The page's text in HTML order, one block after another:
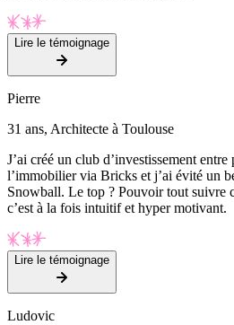
Lire le témoignage
Pierre
31 ans, Architecte à Toulouse
J’ai créé un club d’investissement
l’immobilier via Bricks et j’ai évité un
Snowball. Le top ? Pouvoir tout suivre
c’est à la fois intuitif et hyper motivant.
Lire le témoignage
Ludovic